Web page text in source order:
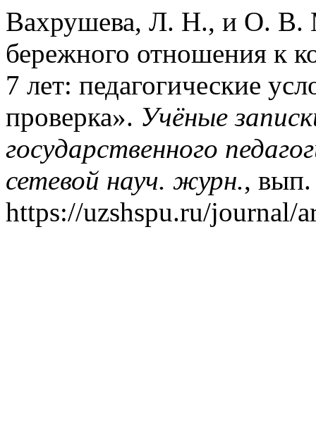
Вахрушева, Л. Н., и О. В.
бережного отношения к
7 лет: педагогические
проверка». Учёные
государственного
сетевой науч. журн.,
https://uzshspu.ru/journal/